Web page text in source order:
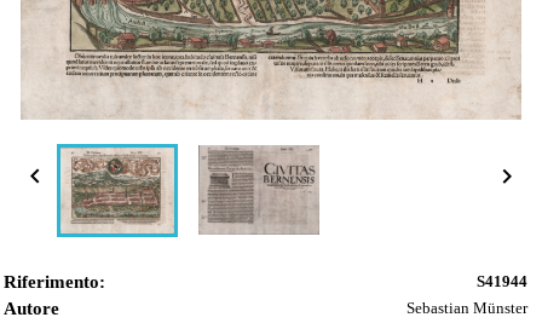
 
Riferimento: S41944
Autore Sebastian Münster